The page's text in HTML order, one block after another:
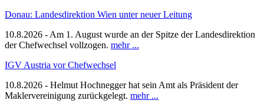
Donau: Landesdirektion Wien unter neuer Leitung
10.8.2026 - Am 1. August wurde an der Spitze der Landesdirektion
der Chefwechsel vollzogen. mehr ...
IGV Austria vor Chefwechsel
10.8.2026 - Helmut Hochnegger hat sein Amt als Präsident der
Maklervereinigung zurückgelegt. mehr ...